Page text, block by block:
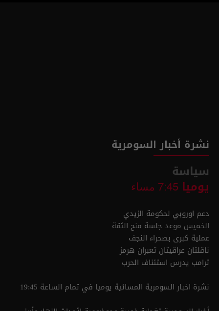
نشرة أخبار السومرية
سياسة
يوميا 7:45 مساء
دعم اوروبي لحكومة الزيدي
الخميس موعد جلسة منح الثقة
عملية كبرى بصحراء النجف
ناقلتان عراقيتان تعبران هرمز
ترامب يدرس استئناف الحرب
نشرة اخبار السومرية المسائية يوميا في تمام الساعة 19:45